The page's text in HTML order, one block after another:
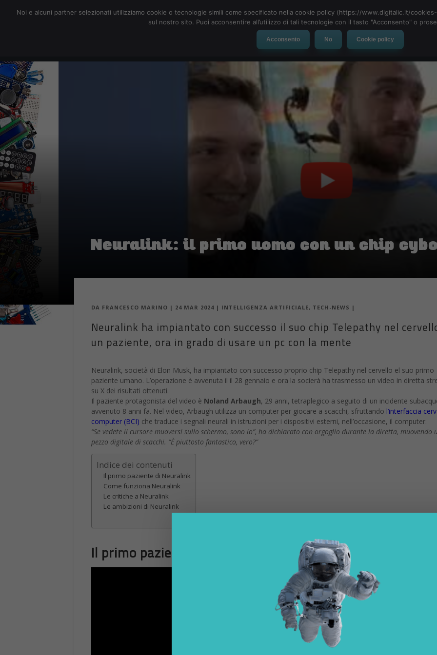
Social Network App Automotive Tech-News
Neuralink: il primo uomo con un chip
DA FRANCESCO MARINO | 24 MAR 2024 | INTELLIGENZA ARTIFICIALE, TECH-NEWS |
Neuralink ha impiantato con successo il suo chip Telepathy nel
un paziente, ora in grado di usare un pc con la mente
Neuralink, società di Elon Musk, ha impiantato con successo proprio chip Telepathy nel cervello el suo primo
paziente umano. L’operazione è avvenuta il il 28 gennaio e ora la socierà ha trasmesso un video in diretta
su X dei risultati ottenuti.
Il paziente protagonista del video è Noland Arbaugh, 29 anni, tetraplegico a seguito di un incidente
avvenuto 8 anni fa. Nel video, Arbaugh utilizza un computer per giocare a scacchi, sfruttando l’interfaccia
computer (BCI) che traduce i segnali neurali in istruzioni per i dispositivi esterni, nell’occasione, il computer.
“Se vedete il cursore muoversi sullo schermo, sono io”, ha dichiarato con orgoglio durante la diretta, muovendo
pezzo digitale di scacchi. “È piuttosto fantastico, vero?”
Indice dei contenuti
Il primo paziente di Neuralink
Come funziona Neuralink
Le critiche a Neuralink
Le ambizioni di Neuralink
Il primo paziente di Neuralink
Noi e alcuni partner selezionati utilizziamo cookie o tecnologie simili come specificato nella cookie policy (https://www.digitalic.it/
sul nostro sito. Puoi acconsentire all’utilizzo di tali tecnologie con il tasto "Acconsento" o
Acconsento No Cookie policy